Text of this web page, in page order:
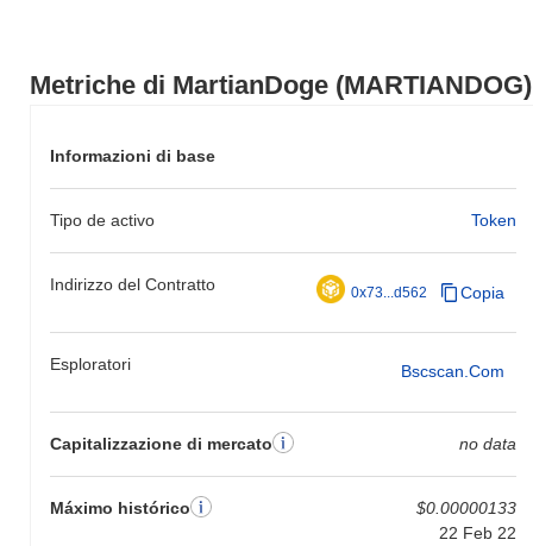
Metriche di MartianDoge (MARTIANDOG)
Informazioni di base
Tipo de activo Token
Indirizzo del Contratto 0x73...d562 Copia
Esploratori Bscscan.com
Capitalizzazione di mercato no data
Máximo histórico
$0.00000133
22 Feb 22